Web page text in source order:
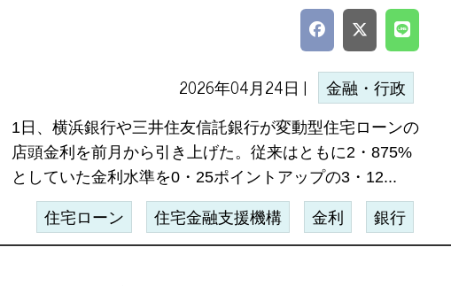
2026年04月24日 | 金融・行政
1日、横浜銀行や三井住友信託銀行が変動型住宅ローンの
店頭金利を前月から引き上げた。従来はともに2・875%
としていた金利水準を0・25ポイントアップの3・12...
住宅ローン 住宅金融支援機構 金利 銀行